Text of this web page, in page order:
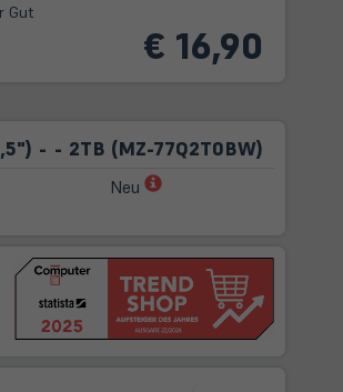
Gut
€ 16,90
- - 2TB (MZ-77Q2T0BW)
Neu
(öffnet
Tab)